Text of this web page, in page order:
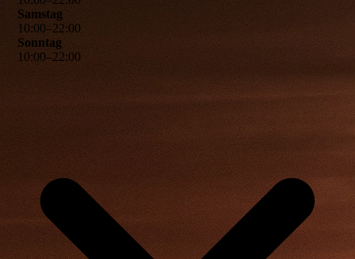
Samstag
10:00–22:00
Sonntag
10:00–22:00